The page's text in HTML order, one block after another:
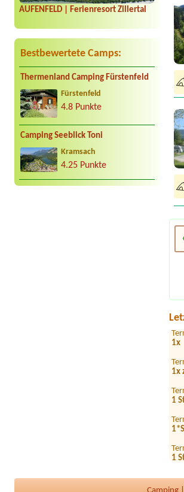
AUFENFELD | Ferienresort Zillertal
Bestbewertete Camps:
Thermenland Camping Fürstenfeld
Fürstenfeld
4.8 Punkte
Camping Seeblick Toni
Kramsach
4.25 Punkte
1x
1x
1
1
1